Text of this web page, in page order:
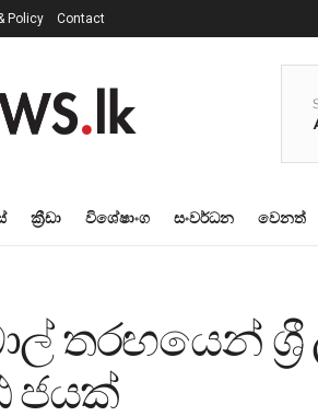
Policy Contact
ක්‍රීඩා විශේෂාංග සංවර්ධන වෙනත්
තරඟයෙන් ශ්‍රී
ජයක්